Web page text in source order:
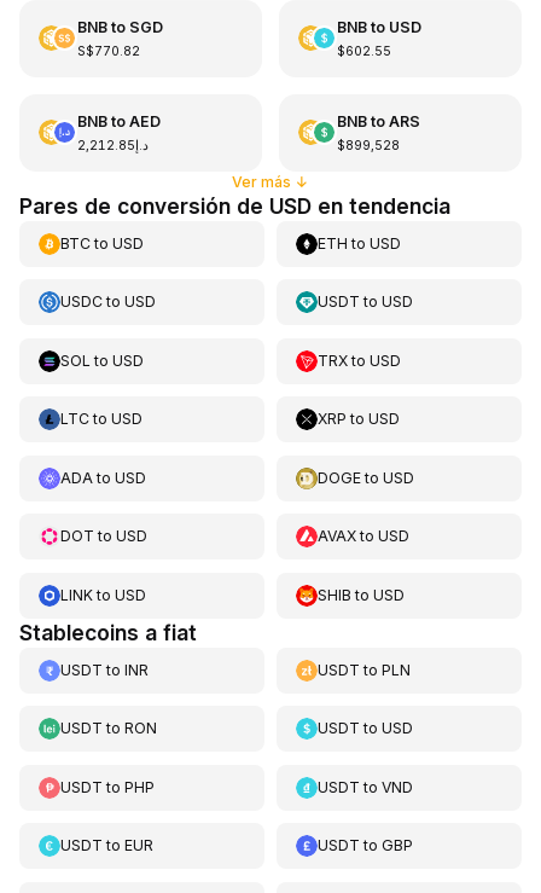
BNBto SGD
S$770.82
BNBto USD
$602.55
BNBto AED
د.إ2,212.85
BNBto ARS
$899,528
Ver más ↓
Pares de conversión de USD en tendencia
BTCto USD ETH toUSD
USDCto USD USDT toUSD
SOL to USD TRXtoUSD
LTCto USD XRP toUSD
ADA to USD DOGEtoUSD
DOT to USD AVAXtoUSD
LINKto USD SHIB toUSD
Stablecoins a fiat
USDT to INR USDT toPLN
USDT to RON USDT toUSD
USDT to PHP USDT toVND
USDT to EUR USDT toGBP